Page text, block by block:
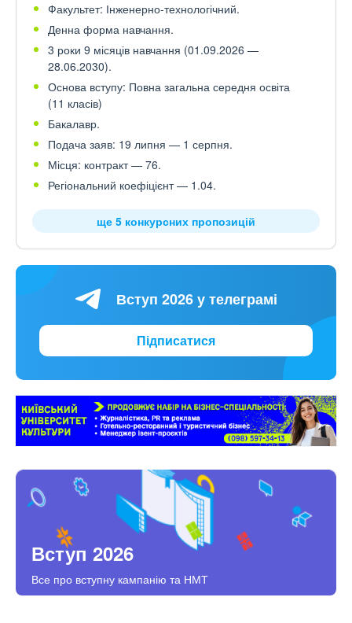
Факультет: Інженерно-технологічний.
Денна форма навчання.
3 роки 9 місяців навчання (01.09.2026 —
28.06.2030).
Основа вступу: Повна загальна середня освіта
(11 класів)
Бакалавр.
Подача заяв: 19 липня — 1 серпня.
Місця: контракт — 76.
Регіональний коефіцієнт — 1.04.
ще 5 конкурсних пропозицій
Вступ 2026 у телеграмі
Підписатися
Вступ 2026
Все про вступну кампанію та НМТ